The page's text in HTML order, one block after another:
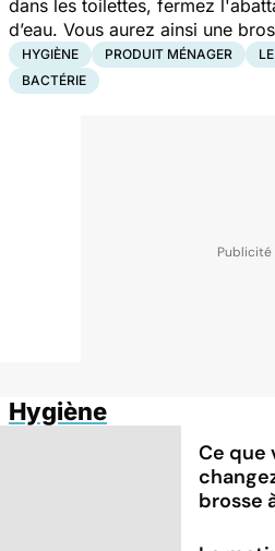
dans les toilettes, fermez
d’eau. Vous aurez ainsi une
HYGIÈNE PRODUIT MÉNAGER
BACTÉRIE
Hygiène
Ce que
brosse